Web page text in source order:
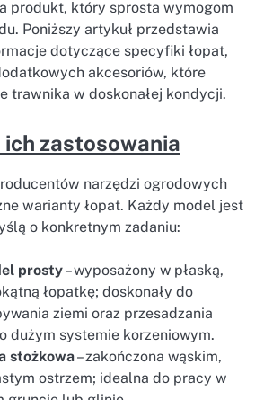
produkt, który sprosta wymogom
Poniższy artykuł przedstawia
dotyczące specyfiki łopat,
akcesoriów, które
trawnika w doskonałej kondycji.
ich zastosowania
narzędzi ogrodowych
warianty łopat. Każdy model jest
o konkretnym zadaniu:
prosty– wyposażony w płaską,
łopatkę; doskonały do
ziemi oraz przesadzania
dużym systemie korzeniowym.
stożkowa– zakończona wąskim,
ostrzem; idealna do pracy w